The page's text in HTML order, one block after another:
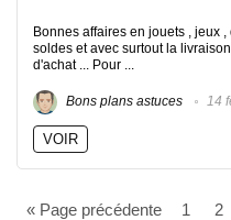
Bonnes affaires en jouets , jeux
soldes et avec surtout la
d'achat ... Pour ...
Bons plans astuces 14
VOIR
« Page précédente 1 2